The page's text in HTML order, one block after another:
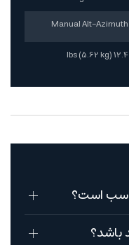
Manual Alt-Azimuth
12.4 lbs (5.62 kg)